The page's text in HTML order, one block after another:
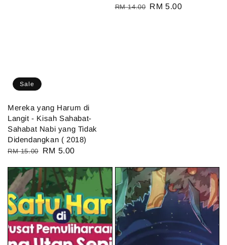
Sale
Mereka yang Harum di
Langit - Kisah Sahabat-
Sahabat Nabi yang Tidak
Didendangkan ( 2018)
Regular
RM 15.00
Sale
RM 5.00
Regular
RM 14.00 Sale
RM 5.00